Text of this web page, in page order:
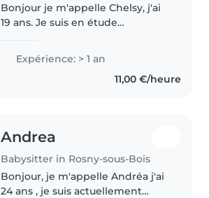
Bonjour je m'appelle Chelsy, j'ai
19 ans. Je suis en étude
famille, j'ai toujours apprécié les
enfants ! Étant première de ma
fraterie j'ai donc depuis..
Expérience: > 1 an
11,00 €/heure
Andrea
Babysitter in Rosny-sous-Bois
Bonjour, je m'appelle Andréa j'ai
24 ans , je suis actuellement